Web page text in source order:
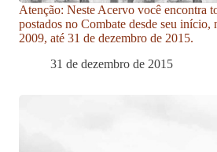
Atenção: Neste Acervo você encontra
postados no Combate desde seu início,
2009, até 31 de dezembro de 2015.
31 de dezembro de 2015